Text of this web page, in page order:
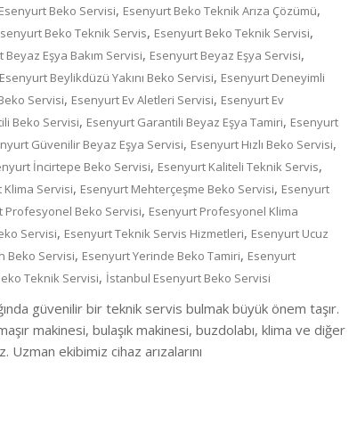
Esenyurt Beko Servisi, Esenyurt Beko Teknik Arıza Çözümü,
Beko Teknik Servis, Esenyurt Beko Teknik Servisi,
Beyaz Eşya Bakım Servisi, Esenyurt Beyaz Eşya Servisi,
Esenyurt Beylikdüzü Yakını Beko Servisi, Esenyurt Deneyimli
Servisi, Esenyurt Ev Aletleri Servisi, Esenyurt Ev
Beko Servisi, Esenyurt Garantili Beyaz Eşya Tamiri, Esenyurt
Güvenilir Beyaz Eşya Servisi, Esenyurt Hızlı Beko Servisi,
İncirtepe Beko Servisi, Esenyurt Kaliteli Teknik Servis,
Klima Servisi, Esenyurt Mehterçeşme Beko Servisi, Esenyurt
Profesyonel Beko Servisi, Esenyurt Profesyonel Klima
Servisi, Esenyurt Teknik Servis Hizmetleri, Esenyurt Ucuz
Beko Servisi, Esenyurt Yerinde Beko Tamiri, Esenyurt
Teknik Servisi, İstanbul Esenyurt Beko Servisi
güvenilir bir teknik servis bulmak büyük önem taşır.
makinesi, bulaşık makinesi, buzdolabı, klima ve diğer
ekibimiz cihaz arızalarını